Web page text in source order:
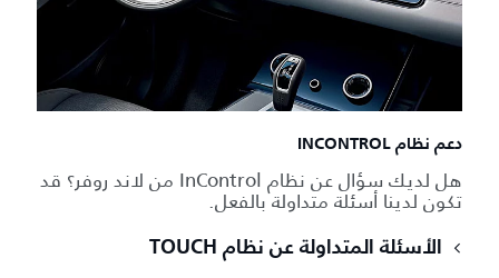
دعم نظام INCONTROL
هل لديك سؤال عن نظام InControl من لاند روفر؟ قد
تكون لدينا أسئلة متداولة بالفعل.
الأسئلة المتداولة عن نظام TOUCH